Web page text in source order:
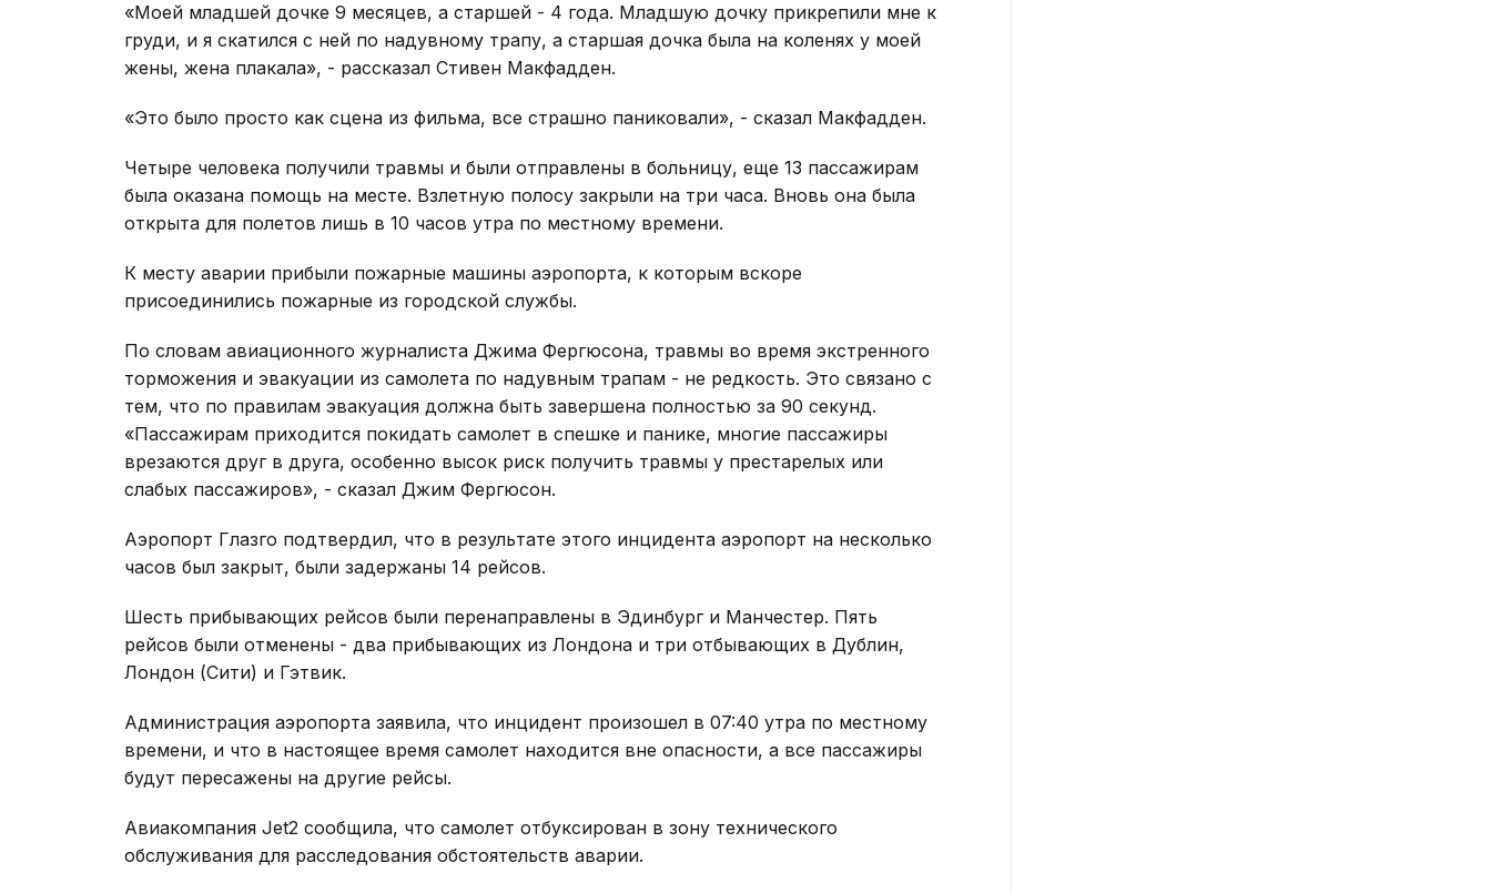
«Моей младшей дочке 9 месяцев, а старшей - 4 года. Младшую дочку прикрепили мне к
груди, и я скатился с ней по надувному трапу, а старшая дочка была на коленях у моей
жены, жена плакала», - рассказал Стивен Макфадден.
«Это было просто как сцена из фильма, все страшно паниковали», - сказал Макфадден.
Четыре человека получили травмы и были отправлены в больницу, еще 13 пассажирам
была оказана помощь на месте. Взлетную полосу закрыли на три часа. Вновь она была
открыта для полетов лишь в 10 часов утра по местному времени.
К месту аварии прибыли пожарные машины аэропорта, к которым вскоре
присоединились пожарные из городской службы.
По словам авиационного журналиста Джима Фергюсона, травмы во время экстренного
торможения и эвакуации из самолета по надувным трапам - не редкость. Это связано с
тем, что по правилам эвакуация должна быть завершена полностью за 90 секунд.
«Пассажирам приходится покидать самолет в спешке и панике, многие пассажиры
врезаются друг в друга, особенно высок риск получить травмы у престарелых или
слабых пассажиров», - сказал Джим Фергюсон.
Аэропорт Глазго подтвердил, что в результате этого инцидента аэропорт на несколько
часов был закрыт, были задержаны 14 рейсов.
Шесть прибывающих рейсов были перенаправлены в Эдинбург и Манчестер. Пять
рейсов были отменены - два прибывающих из Лондона и три отбывающих в Дублин,
Лондон (Сити) и Гэтвик.
Администрация аэропорта заявила, что инцидент произошел в 07:40 утра по местному
времени, и что в настоящее время самолет находится вне опасности, а все пассажиры
будут пересажены на другие рейсы.
Авиакомпания Jet2 сообщила, что самолет отбуксирован в зону технического
обслуживания для расследования обстоятельств аварии.